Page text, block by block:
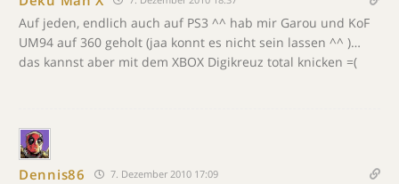
Auf jeden, endlich auch auf PS3 ^^ hab mir Garou und KoF
UM94 auf 360 geholt (jaa konnt es nicht sein lassen ^^ )…
das kannst aber mit dem XBOX Digikreuz total knicken =(
Dennis86 7. Dezember 2010 17:09